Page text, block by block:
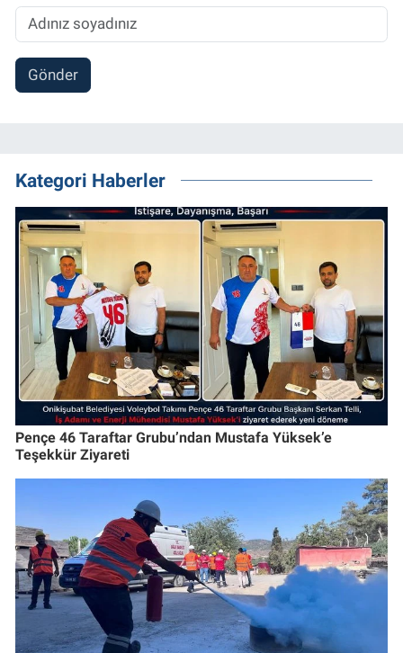
Gönder
Kategori Haberler
Pençe 46 Taraftar Grubu’ndan Mustafa Yüksek’e
Teşekkür Ziyareti